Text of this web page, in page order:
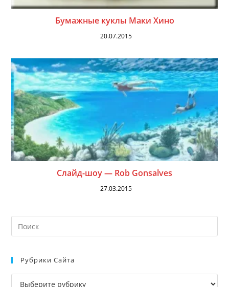
Бумажные куклы Маки Хино
20.07.2015
Слайд-шоу — Rob Gonsalves
27.03.2015
Рубрики Сайта
Рубрики